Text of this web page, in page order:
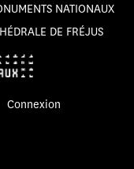
NATIONAUX
DE FRÉJUS
Connexion